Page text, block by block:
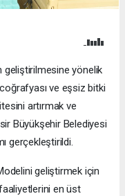
geliştirilmesine yönelik
ve eşsiz bitki
artırmak ve
Büyükşehir Belediyesi
gerçekleştirildi.
geliştirmek için
en üst